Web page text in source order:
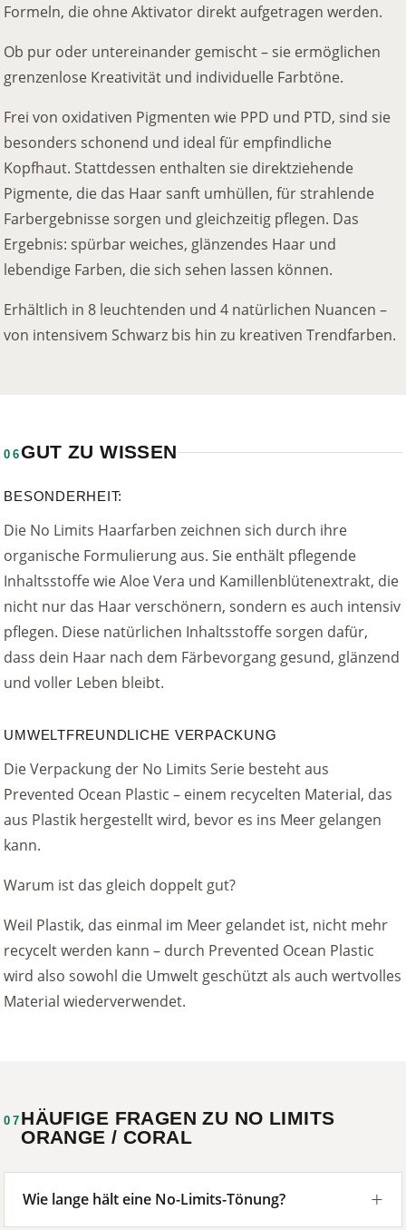
Formeln, die ohne Aktivator direkt aufgetragen werden.
Ob pur oder untereinander gemischt – sie ermöglichen
grenzenlose Kreativität und individuelle Farbtöne.
Frei von oxidativen Pigmenten wie PPD und PTD, sind sie
besonders schonend und ideal für empfindliche
Kopfhaut. Stattdessen enthalten sie direktziehende
Pigmente, die das Haar sanft umhüllen, für strahlende
Farbergebnisse sorgen und gleichzeitig pflegen. Das
Ergebnis: spürbar weiches, glänzendes Haar und
lebendige Farben, die sich sehen lassen können.
Erhältlich in 8 leuchtenden und 4 natürlichen Nuancen –
von intensivem Schwarz bis hin zu kreativen Trendfarben.
06GUT ZU WISSEN
BESONDERHEIT:
Die No Limits Haarfarben zeichnen sich durch ihre
organische Formulierung aus. Sie enthält pflegende
Inhaltsstoffe wie Aloe Vera und Kamillenblütenextrakt, die
nicht nur das Haar verschönern, sondern es auch intensiv
pflegen. Diese natürlichen Inhaltsstoffe sorgen dafür,
dass dein Haar nach dem Färbevorgang gesund, glänzend
und voller Leben bleibt.
UMWELTFREUNDLICHE VERPACKUNG
Die Verpackung der No Limits Serie besteht aus
Prevented Ocean Plastic – einem recycelten Material, das
aus Plastik hergestellt wird, bevor es ins Meer gelangen
kann.
Warum ist das gleich doppelt gut?
Weil Plastik, das einmal im Meer gelandet ist, nicht mehr
recycelt werden kann – durch Prevented Ocean Plastic
wird also sowohl die Umwelt geschützt als auch wertvolles
Material wiederverwendet.
07 HÄUFIGE FRAGEN ZU NO LIMITS
ORANGE / CORAL
Wie lange hält eine No-Limits-Tönung?